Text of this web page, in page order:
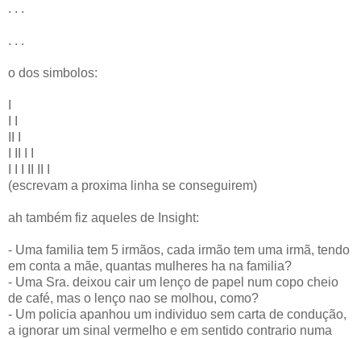
. . .
. . .
o dos simbolos:
(escrevam a proxima linha se conseguirem)
ah também fiz aqueles de Insight:
- Uma familia tem 5 irmãos, cada irmão tem uma irmã, tendo
em conta a mãe, quantas mulheres ha na familia?
- Uma Sra. deixou cair um lenço de papel num copo cheio
de café, mas o lenço nao se molhou, como?
- Um policia apanhou um individuo sem carta de condução,
a ignorar um sinal vermelho e em sentido contrario numa